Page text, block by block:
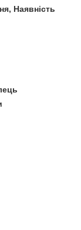
Наявність